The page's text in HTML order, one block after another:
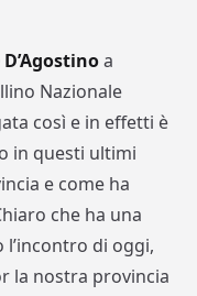
a
Nazionale
così e in effetti è
in questi ultimi
e come ha
che ha una
di oggi,
la nostra provincia